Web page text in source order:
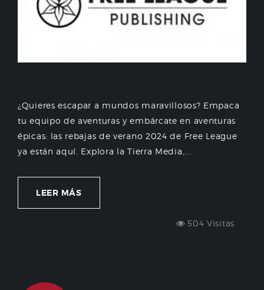
¿Quieres escapar a mundos maravillosos? Empaca
tu equipo de aventuras y embárcate en aventuras
épicas: las rebajas de verano 2024 de Free League
ya están aquí. Explora la Tierra Media,...
LEER MÁS
504 Visitas